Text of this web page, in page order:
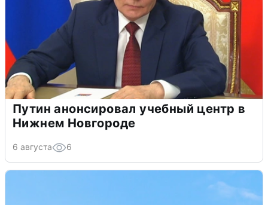
Путин анонсировал учебный центр в
Нижнем Новгороде
6 августа 6